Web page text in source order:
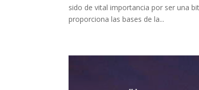
sido de vital importancia por ser una
proporciona las bases de la...